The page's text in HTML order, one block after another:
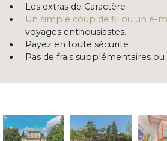
Les extras de Caractère
Un simple coup de fil ou un e-
voyages enthousiastes.
Payez en toute sécurité
Pas de frais supplémentaires ou